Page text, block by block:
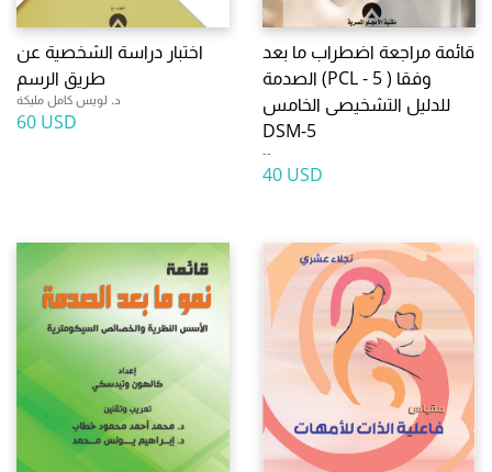
اختبار دراسة الشخصية عن
طريق الرسم
د. لويس كامل مليكة
60 USD
قائمة مراجعة اضطراب ما بعد
الصدمة (PCL - 5 ) وفقا
للدليل التشخيصى الخامس
DSM-5
--
40 USD